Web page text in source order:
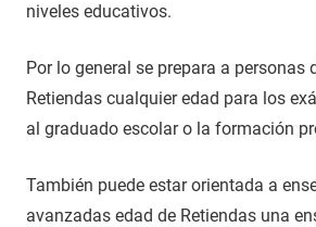
niveles educativos.
Por lo general se prepara a personas
Retiendas cualquier edad para los
al graduado escolar o la formación
También puede estar orientada a
avanzadas edad de Retiendas una